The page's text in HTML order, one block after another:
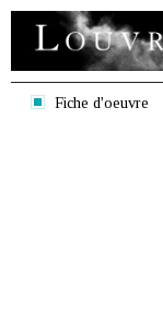
Fiche d'oeuvre